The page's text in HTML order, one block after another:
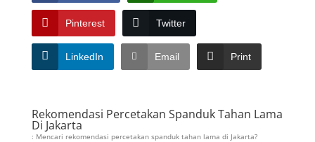
Pinterest Twitter
LinkedIn Email Print
Rekomendasi Percetakan Spanduk Tahan Lama
Di Jakarta
: Mencari rekomendasi percetakan spanduk tahan lama di Jakarta?